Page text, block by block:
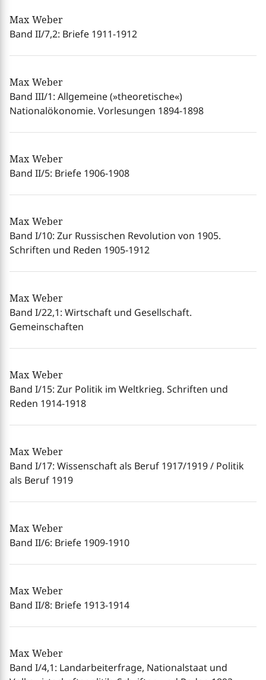
Max Weber
Band II/7,2: Briefe 1911-1912
Max Weber
Band III/1: Allgemeine (»theoretische«)
Nationalökonomie. Vorlesungen 1894-1898
Max Weber
Band II/5: Briefe 1906-1908
Max Weber
Band I/10: Zur Russischen Revolution von 1905.
Schriften und Reden 1905-1912
Max Weber
Band I/22,1: Wirtschaft und Gesellschaft.
Gemeinschaften
Max Weber
Band I/15: Zur Politik im Weltkrieg. Schriften und
Reden 1914-1918
Max Weber
Band I/17: Wissenschaft als Beruf 1917/1919 / Politik
als Beruf 1919
Max Weber
Band II/6: Briefe 1909-1910
Max Weber
Band II/8: Briefe 1913-1914
Max Weber
Band I/4,1: Landarbeiterfrage, Nationalstaat und